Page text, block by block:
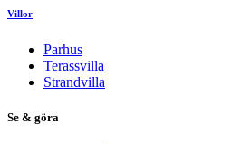
Villor
Parhus
Terassvilla
Strandvilla
Se & göra